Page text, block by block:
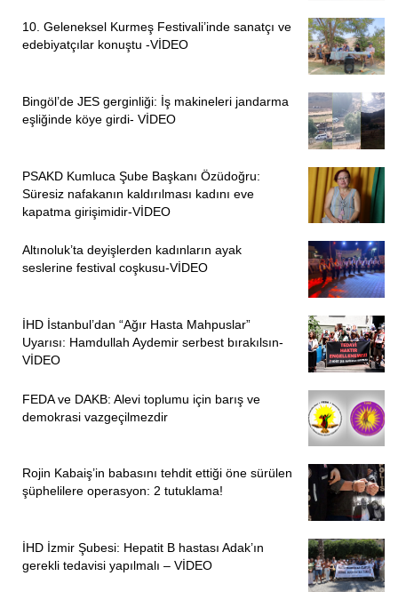
Koronavirüs salgının yayıldığı günlerde yaşlıların nasıl
gözden çıkarıldığını gördüklerini söyleyen Gülsüm Kav,
“Böyle durumlarda rahatlıkla bugünlerde yaşlıların nasıl
gözden çıkarıldığını gördük. Bu korona günleri geçecek ve
fazla savunmamız gerektiğini gözden çıkarılabilir
görüyorsa, kadını da gözden çıkarılabilir görmesini
“ACİL ÖNLEM PAKETİ HAZIRLANMALI”
olduklarını belirten Kav, yasa tasarısının Meclis’ten
geçmemesi için ellerinden gelen tepkiyi sosyal medyadan
vereceklerini belirterek, bu yasa teklifini asla ama asla
kabul etmediklerini belirtti.
Kadın Cinayetlerini Durduracağız Platformu’nun kurucusu
günlerinde şiddet uygulayan faillerle evde kalmak zorunda
kalan kadınlar için acil önlem paketlerinin açıklanması
PİRHA/İSTANBUL
10. Geleneksel Kurmeş Festivali’inde sanatçı ve
edebiyatçılar konuştu -VİDEO
Bingöl’de JES gerginliği: İş makineleri jandarma
eşliğinde köye girdi- VİDEO
PSAKD Kumluca Şube Başkanı Özüdoğru:
Süresiz nafakanın kaldırılması kadını eve
kapatma girişimidir-VİDEO
Altınoluk’ta deyişlerden kadınların ayak
seslerine festival coşkusu-VİDEO
İHD İstanbul’dan “Ağır Hasta Mahpuslar”
Uyarısı: Hamdullah Aydemir serbest bırakılsın-
VİDEO
FEDA ve DAKB: Alevi toplumu için barış ve
demokrasi vazgeçilmezdir
Rojin Kabaiş’in babasını tehdit ettiği öne sürülen
şüphelilere operasyon: 2 tutuklama!
İHD İzmir Şubesi: Hepatit B hastası Adak’ın
gerekli tedavisi yapılmalı – VİDEO